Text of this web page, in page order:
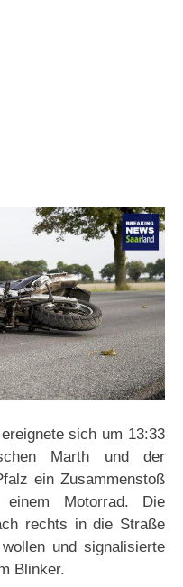
sich um 13:33
Marth und der
ein Zusammenstoß
Motorrad. Die
rechts in die Straße
und signalisierte
Blinker.